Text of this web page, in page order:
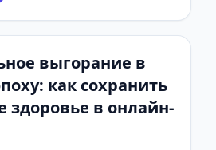
выгорание в
как сохранить
здоровье в онлайн-